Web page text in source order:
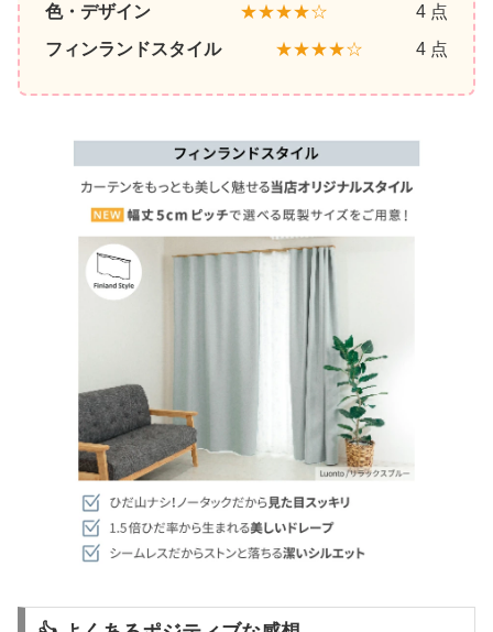
色・デザイン
★★★★☆
4 点
フィンランドスタイル
★★★★☆ 4 点